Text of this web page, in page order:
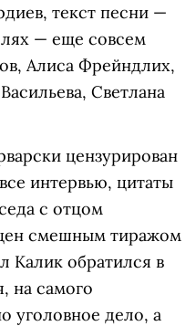
текст песни —
— еще совсем
Алиса Фрейндлих,
Светлана
цензурирован
интервью, цитаты
с отцом
смешным тиражом
Калик обратился в
на самого
уголовное дело, а